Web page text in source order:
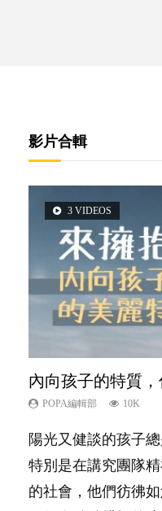
影片合輯
3 VIDEOS
內向孩子的特質，
POPA編輯部 10K
陽光又健談的孩子
特別是在講究團隊
的社會，他們彷彿
5 VIDEOS
夫妻必看！經營婚
POPA編輯部 22.9K
你是不是也曾經以
然能走到白頭，但
料？ 經營婚姻，不
2 VIDEOS
想孩子學好外語，
POPA編輯部 9.9K
有人話學多種語言
間太多語言，會令
非？聽聽專家怎樣
14 VIDEOS
新手父母不用怕
POPA編輯部 16.3K
相信許多人初為人
落地，心中都有數
合我們以往製作過
6 VIDEOS
孩子能力天注定？
POPA編輯部 7.9K
很多父母都希望孩
太差，日常自理井
一，還是魚與熊掌